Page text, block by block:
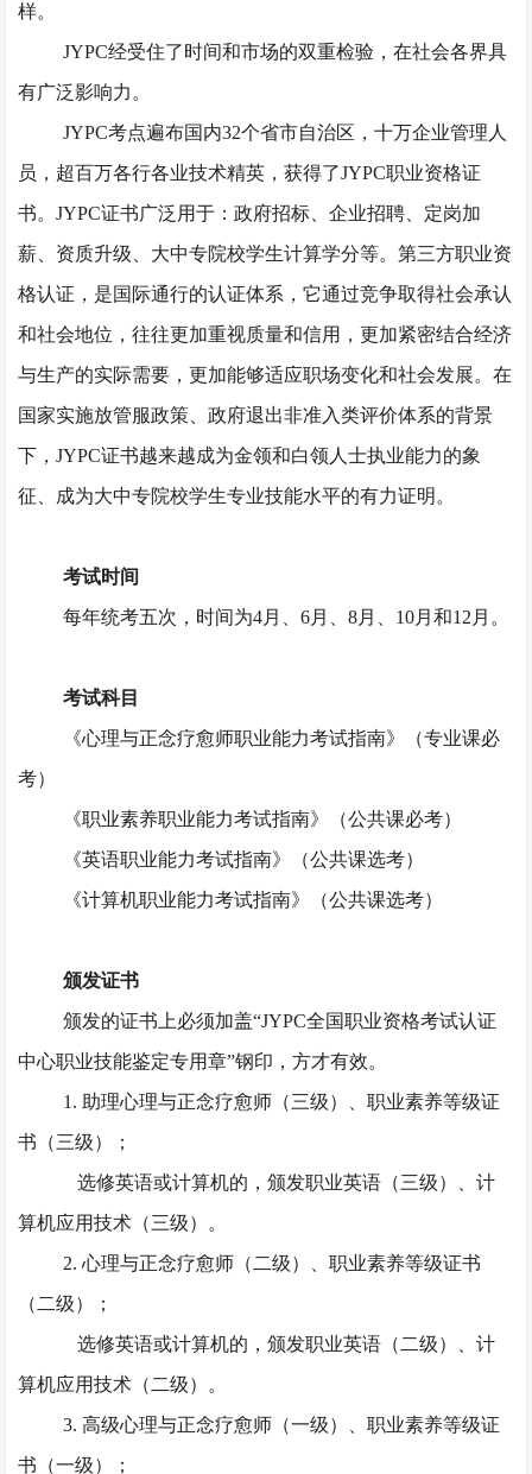
样。
JYPC经受住了时间和市场的双重检验，在社会各界具
有广泛影响力。
JYPC考点遍布国内32个省市自治区，十万企业管理人
员，超百万各行各业技术精英，获得了JYPC职业资格证
书。JYPC证书广泛用于：政府招标、企业招聘、定岗加
薪、资质升级、大中专院校学生计算学分等。第三方职业资
格认证，是国际通行的认证体系，它通过竞争取得社会承认
和社会地位，往往更加重视质量和信用，更加紧密结合经济
与生产的实际需要，更加能够适应职场变化和社会发展。在
国家实施放管服政策、政府退出非准入类评价体系的背景
下，JYPC证书越来越成为金领和白领人士执业能力的象
征、成为大中专院校学生专业技能水平的有力证明。
考试时间
每年统考五次，时间为4月、6月、8月、10月和12月。
考试科目
《心理与正念疗愈师职业能力考试指南》（专业课必
考）
《职业素养职业能力考试指南》（公共课必考）
《英语职业能力考试指南》（公共课选考）
《计算机职业能力考试指南》（公共课选考）
颁发证书
颁发的证书上必须加盖“JYPC全国职业资格考试认证
中心职业技能鉴定专用章”钢印，方才有效。
1. 助理心理与正念疗愈师（三级）、职业素养等级证
书（三级）；
选修英语或计算机的，颁发职业英语（三级）、计
算机应用技术（三级）。
2. 心理与正念疗愈师（二级）、职业素养等级证书
（二级）；
选修英语或计算机的，颁发职业英语（二级）、计
算机应用技术（二级）。
3. 高级心理与正念疗愈师（一级）、职业素养等级证
书（一级）；